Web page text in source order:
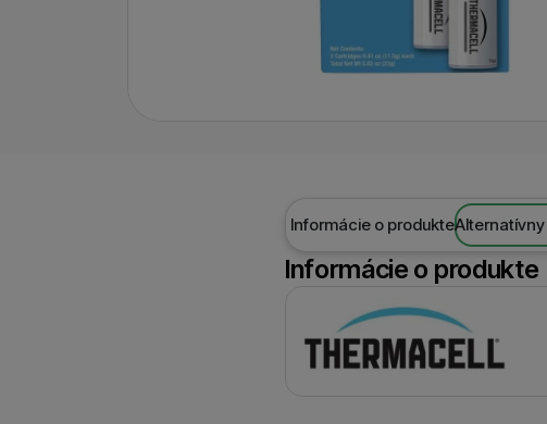
Informácie o produkte
Informácie o produkte
Výrobca